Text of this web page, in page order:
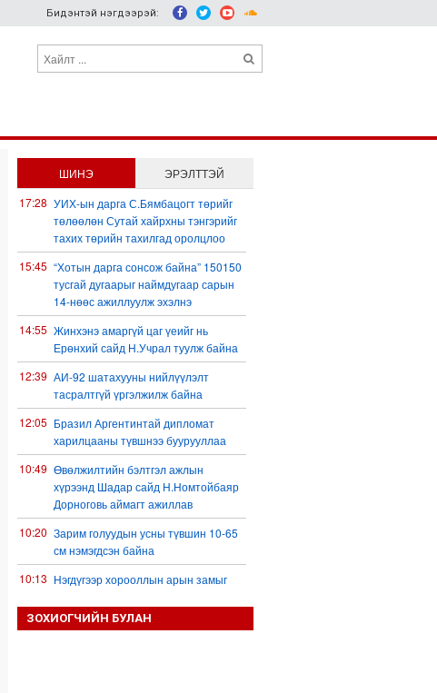
Бидэнтэй нэгдээрэй:
ШИНЭ
ЭРЭЛТТЭЙ
17:28 УИХ-ын дарга С.Бямбацогт төрийг
төлөөлөн Сутай хайрхны тэнгэрийг
тахих төрийн тахилгад оролцлоо
15:45 “Хотын дарга сонсож байна” 150150
тусгай дугаарыг наймдугаар сарын
14-нөөс ажиллуулж эхэлнэ
14:55 Жинхэнэ амаргүй цаг үеийг нь
Ерөнхий сайд Н.Учрал туулж байна
12:39 АИ-92 шатахууны нийлүүлэлт
тасралтгүй үргэлжилж байна
12:05 Бразил Аргентинтай дипломат
харилцааны түвшнээ буурууллаа
10:49 Өвөлжилтийн бэлтгэл ажлын
хүрээнд Шадар сайд Н.Номтойбаяр
Дорноговь аймагт ажиллав
10:20 Зарим голуудын усны түвшин 10-65
см нэмэгдсэн байна
10:13 Нэгдүгээр хорооллын арын замыг
түр хааж, борооны ус зайлуулах
шугамын хөндлөн сэтэлгээ хийнэ
ЗОХИОГЧИЙН БУЛАН